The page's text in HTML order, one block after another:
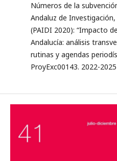
Números de la
Andaluz de
(PAIDI 2020): “Impacto
Andalucía: análisis
rutinas y agendas
ProyExc00143. 2022-2025